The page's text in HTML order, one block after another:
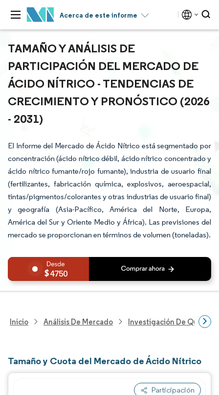
Acerca de este informe
TAMAÑO Y ANÁLISIS DE
PARTICIPACIÓN DEL MERCADO DE
ÁCIDO NÍTRICO - TENDENCIAS DE
CRECIMIENTO Y PRONÓSTICO (2026
- 2031)
El Informe del Mercado de Ácido Nítrico está segmentado por
concentración (ácido nítrico débil, ácido nítrico concentrado y
ácido nítrico fumante/rojo fumante), industria de usuario final
(fertilizantes, fabricación química, explosivos, aeroespacial,
tintas/pigmentos/colorantes y otras industrias de usuario final)
y geografía (Asia-Pacífico, América del Norte, Europa,
América del Sur y Oriente Medio y África). Las previsiones del
mercado se proporcionan en términos de volumen (toneladas).
4750
Inicio Análisis De Mercado Investigación De
Tamaño y Cuota del Mercado de Ácido Nítrico
Participación